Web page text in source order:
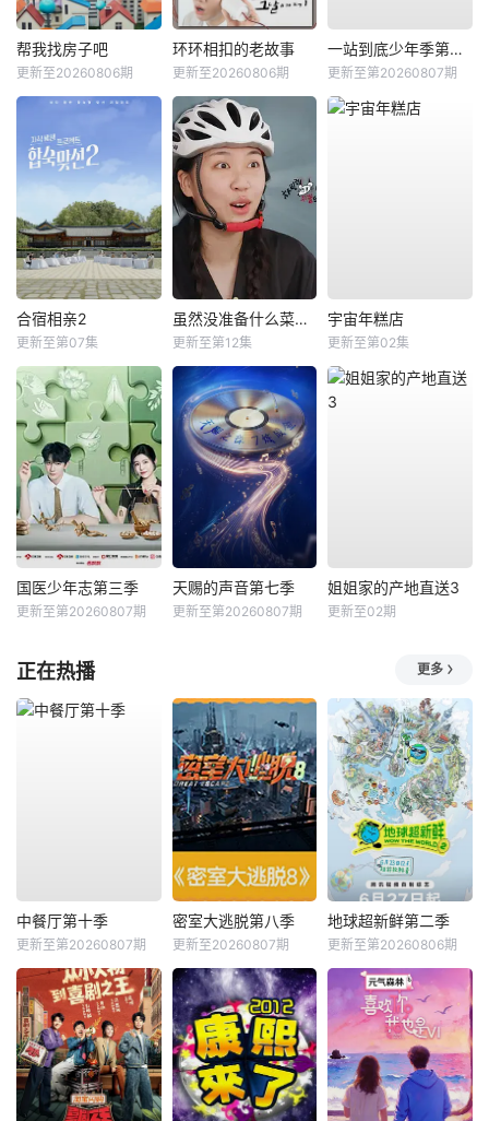
帮我找房子吧
更新至20260806期
环环相扣的老故事
更新至20260806期
一站到底少年季第二季
更新至第20260807期
合宿相亲2
更新至第07集
虽然没准备什么菜第四季
更新至第12集
宇宙年糕店
更新至第02集
国医少年志第三季
更新至第20260807期
天赐的声音第七季
更新至第20260807期
姐姐家的产地直送3
更新至02期
正在热播 更多
中餐厅第十季
更新至第20260807期
密室大逃脱第八季
更新至20260807期
地球超新鲜第二季
更新至第20260806期